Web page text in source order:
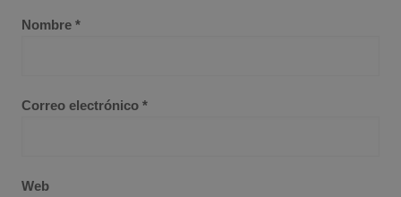
Nombre *
Correo electrónico *
Web